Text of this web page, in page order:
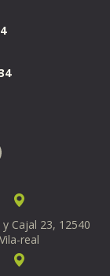
Cajal 23, 12540
Vila-real